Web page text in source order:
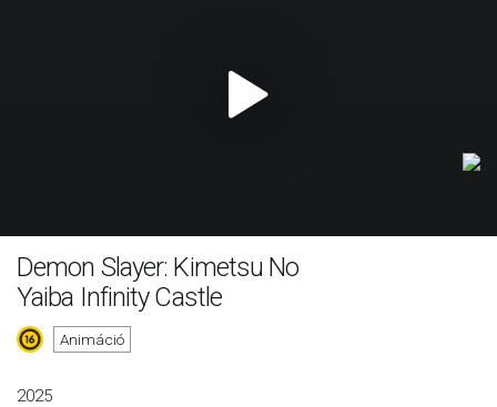
Demon Slayer: Kimetsu No
Yaiba Infinity Castle
Animáció
2025